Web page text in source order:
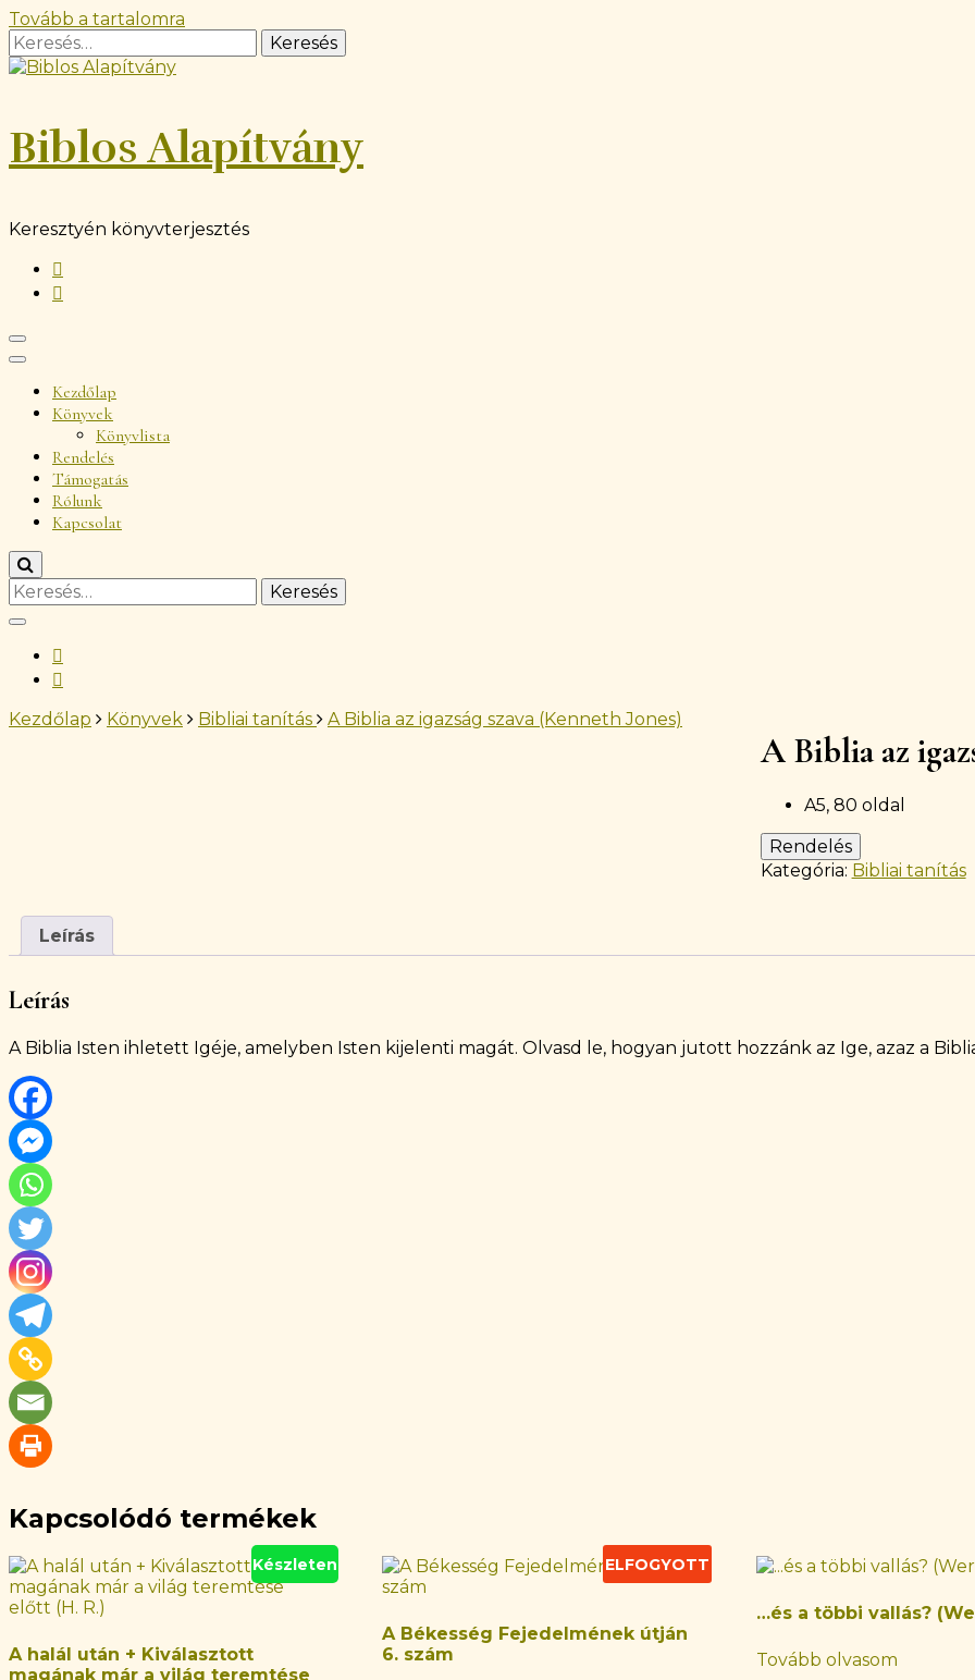
Tovább a tartalomra
Biblos Alapítvány
Keresztyén könyvterjesztés
Kezdőlap
Könyvek
Könyvlista
Rendelés
Támogatás
Rólunk
Kapcsolat
Kezdőlap Könyvek Bibliai tanítás A Biblia az igazság szava (Kenneth Jones)
A Biblia az
A5, 80 oldal
Rendelés
Kategória: Bibliai tanítás
Leírás
Leírás
A Biblia Isten ihletett Igéje, amelyben Isten kijelenti magát. Olvasd le, hogyan jutott hozzánk az Ige, azaz a
Kapcsolódó termékek
Készleten
A halál után + Kiválasztott
magának már a világ teremtése
ELFOGYOTT
A Békesség Fejedelmének útján
6. szám
…és a többi vallás?
Tovább olvasom